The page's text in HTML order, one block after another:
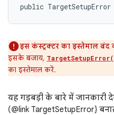
public
इस कंस्ट्रक्टर का इस्तेमाल बंद
इसके बजाय,
का इस्तेमाल करें.
यह गड़बड़ी के बारे में जानकारी
(@link TargetSetupError}